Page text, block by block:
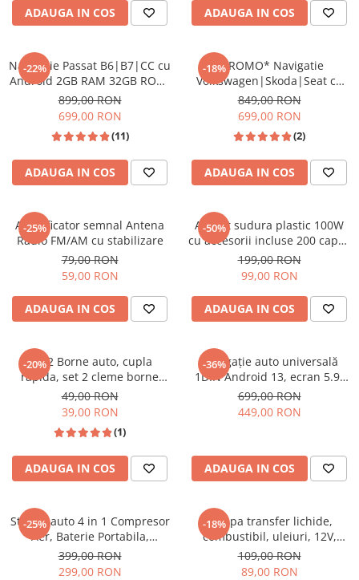
ADAUGA IN COS ADAUGA IN COS
-22%
Navigatie Passat B6|B7|CC cu
Android 2GB RAM 32GB ROM,
Android, CarPlay si Android
Auto Wi-fi, Youtube, Waze,
ecran HD 10.1 Inch
899,00 RON
699,00 RON
(11)
ADAUGA IN COS
-18%*PROMO* Navigatie
Volkswagen|Skoda|Seat cu
Android 13, 9 Inch, CarPlay si
Android Auto, dedicata Golf 5,
Golf 6, Jetta, Passat B6, CC, B7,
Polo, Tiguan, Touran, Skoda,
Seat
849,00 RON
699,00 RON
(2)
ADAUGA IN COS
-25%
Amplificator semnal Antena
Radio FM/AM cu stabilizare
79,00 RON
59,00 RON
ADAUGA IN COS
-50%
Aparat sudura plastic 100W
cu accesorii incluse 200 capse
- Echipament complet pentru
reparații profesionale
199,00 RON
99,00 RON
ADAUGA IN COS
-20%
Set 2 Borne auto, cupla
rapida, set 2 cleme borne
bateire auto, profesionale
49,00 RON
39,00 RON
(1)
ADAUGA IN COS
-36%
Navigație auto universală
1DIN Android 13, ecran 5.9”
HD, 2+64GB, CarPlay &
Android Auto, GPS, Bluetooth,
USB, Wi-Fi
699,00 RON
449,00 RON
ADAUGA IN COS
-25%
Starter auto 4 in 1 Compresor
Aer, Baterie Portabila,
Lanterna 6000mAh culoare
negru
399,00 RON
299,00 RON
-18%
Pompa transfer lichide,
combustibil, uleiuri, 12V,
debit 4-5 litri/minut
109,00 RON
89,00 RON